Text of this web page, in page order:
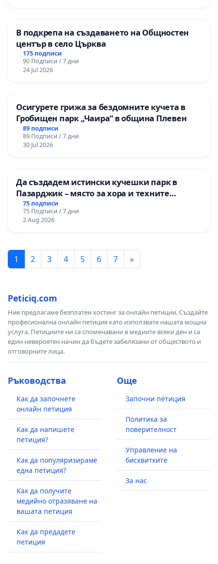
В подкрепа на създаването на Общностен
център в село Църква
175 подписи
90 Подписи / 7 дни
24 Jul 2026
Осигурете грижа за бездомните кучета в
Гробищен парк „Чаира“ в община Плевен
89 подписи
89 Подписи / 7 дни
30 Jul 2026
Да създадем истински кучешки парк в
Пазарджик – място за хора и техните
любимци
75 подписи
75 Подписи / 7 дни
2 Aug 2026
1 2 3 4 5 6 7 »
Peticiq.com
Ние предлагаме безплатен хостинг за онлайн петиции. Създайте
професионална онлайн петиция като използвате нашата мощна
услуга. Петициите ни са споменавани в медиите всеки ден и са
един невероятен начин да бъдете забелязани от обществото и
отговорните лица.
Ръководства
Как да започнете
онлайн петиция
Как да напишете
петиция?
Как да популяризираме
една петиция?
Как да получите
медийно отразяване на
вашата петиция
Как да предадете
петиция
Още
Започни петиция
Политика за
поверителност
Управление на
бисквитките
За нас